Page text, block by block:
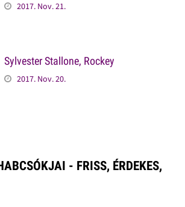
2017. Nov. 21.
Sylvester Stallone, Rockey
2017. Nov. 20.
- FRISS, ÉRDEKES,